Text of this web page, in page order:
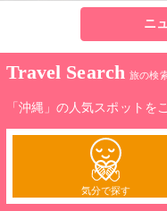
ニ
Travel Search 旅の検
「沖縄」の人気スポットを
気分で探す